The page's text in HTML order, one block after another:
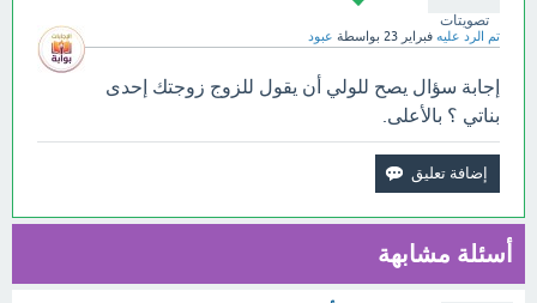
تصويتات
تم الرد عليه فبراير 23 بواسطة عبود
إجابة سؤال يصح للولي أن يقول للزوج زوجتك إحدى
بناتي ؟ بالأعلى.
أسئلة مشابهة